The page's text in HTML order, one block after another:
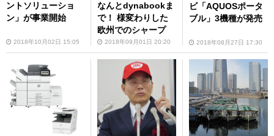
ントソリューショ
ン」が事業開始
2018年10月02日 15:05
なんとdynabookま
で！ 様変わりした
欧州でのシャープ
2018年09月01日 20:20
ビ「AQUOSポータ
ブル」3機種が発売
2018年08月27日 17:30